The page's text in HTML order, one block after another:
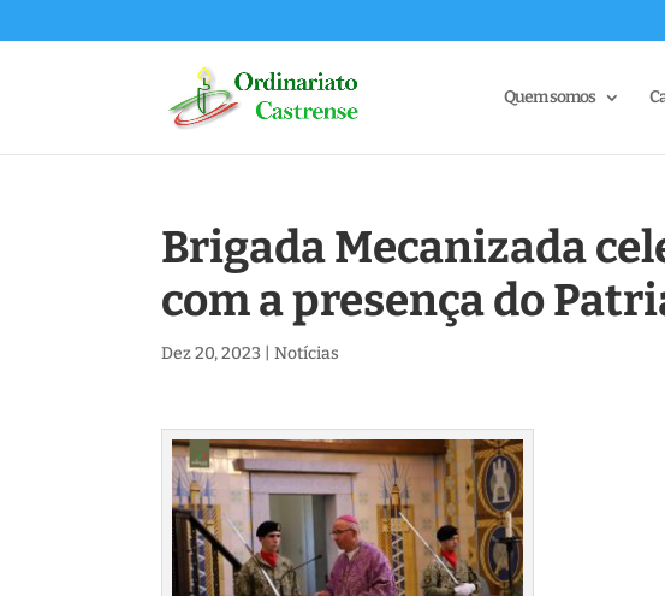
Quem somos
Brigada Mecanizada
com a presença do
Dez 20, 2023 |Notícias